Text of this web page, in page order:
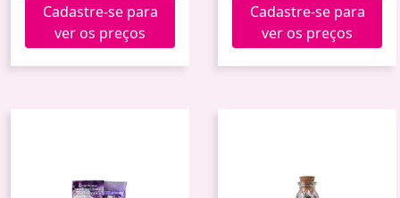
Cadastre-se para
ver os preços
Cadastre-se para
ver os preços